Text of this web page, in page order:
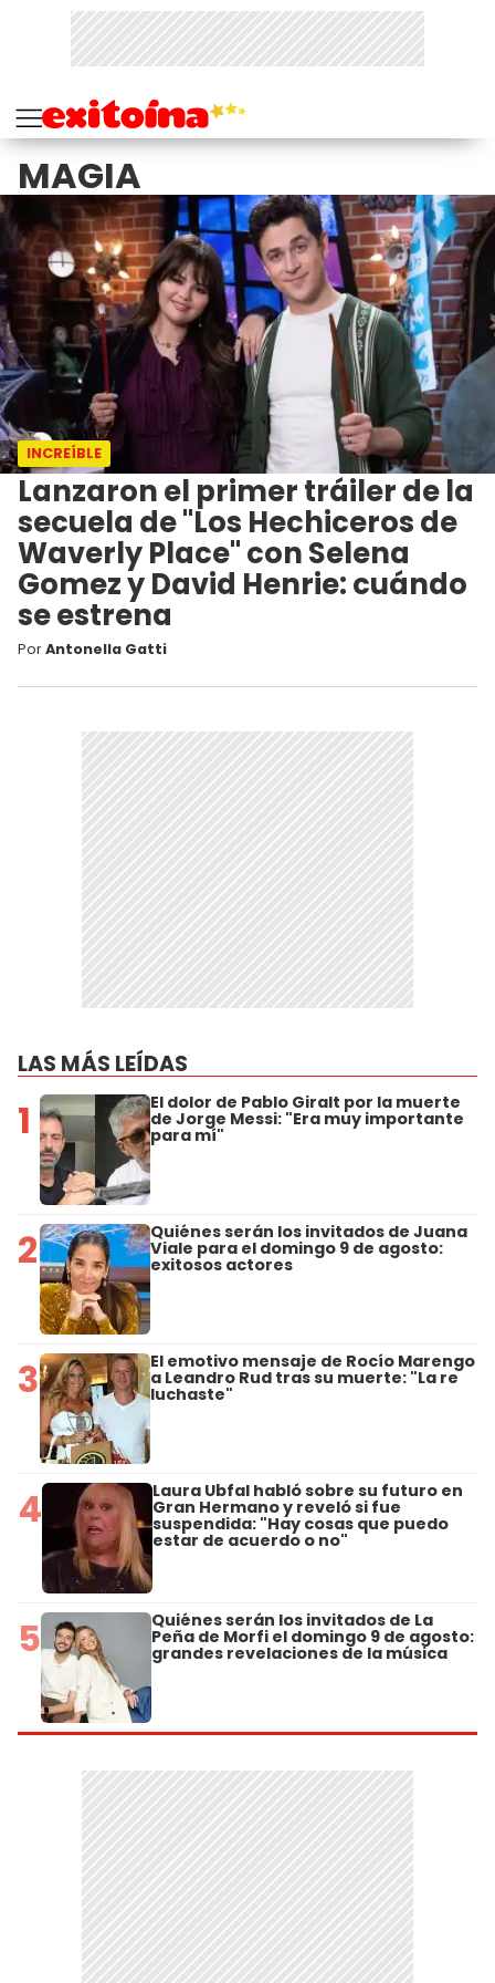
MAGIA
INCREÍBLE
Lanzaron el primer tráiler de la
secuela de "Los Hechiceros de
Waverly Place" con Selena
Gomez y David Henrie: cuándo
se estrena
PorAntonella Gatti
LAS MÁS LEÍDAS
1 El dolor de Pablo Giralt por la muerte
de Jorge Messi: "Era muy importante
para mí"
2 Quiénes serán los invitados de Juana
Viale para el domingo 9 de agosto:
exitosos actores
3 El emotivo mensaje de Rocío Marengo
a Leandro Rud tras su muerte: "La re
luchaste"
4 Laura Ubfal habló sobre su futuro en
Gran Hermano y reveló si fue
suspendida: "Hay cosas que puedo
estar de acuerdo o no"
5 Quiénes serán los invitados de La
Peña de Morfi el domingo 9 de agosto:
grandes revelaciones de la música